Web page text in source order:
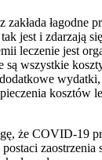
zakłada łagodne
jest i zdarzają
leczenie jest
są wszystkie
kosztów
że COVID-19
zaostrzenia